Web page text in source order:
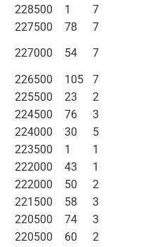
228500 1
7
227500 78
7
227000 54
7
226500 105
7
225500 23
2
224500 76
3
224000 30
5
223500 1
1
222000 43
1
222000 50
2
221500 58
3
220500 74
3
220500 60
2